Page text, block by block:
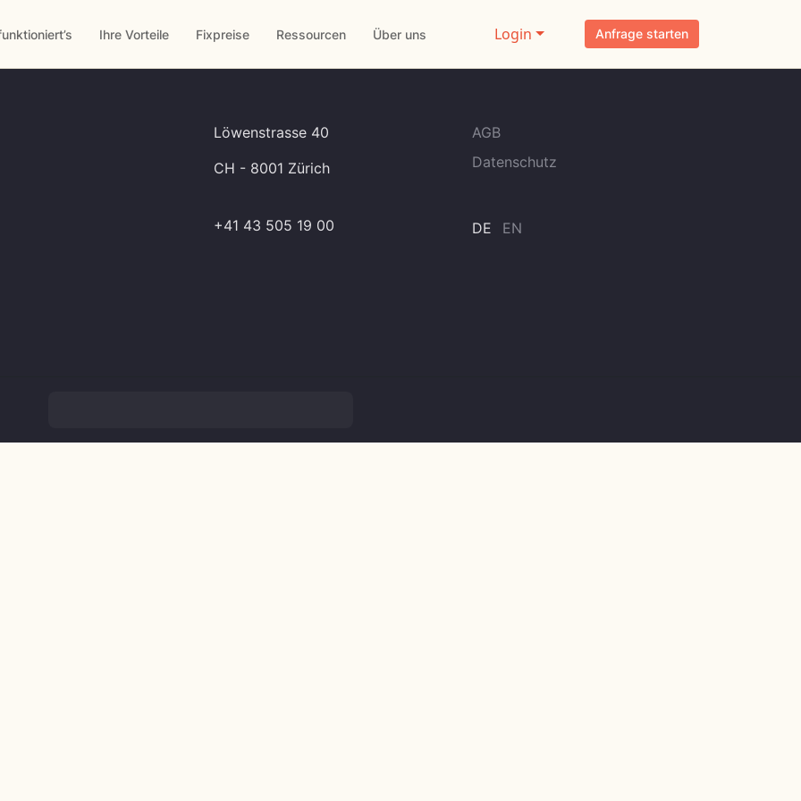
Ihre Vorteile Fixpreise Ressourcen Über uns Login Anfrage starten
Löwenstrasse 40
CH - 8001 Zürich
+41 43 505 19 00
AGB
Datenschutz
DE EN